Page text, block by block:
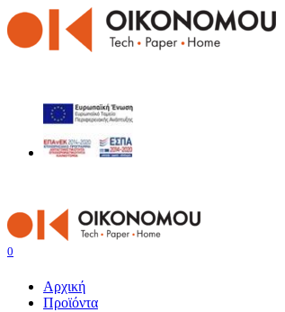
0
Αρχική
Προϊόντα